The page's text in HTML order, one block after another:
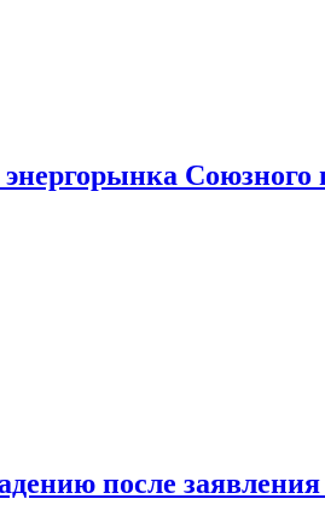
Союзного
после